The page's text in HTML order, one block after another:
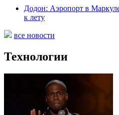
Додон: Аэропорт в
к лету
все новости
Технологии